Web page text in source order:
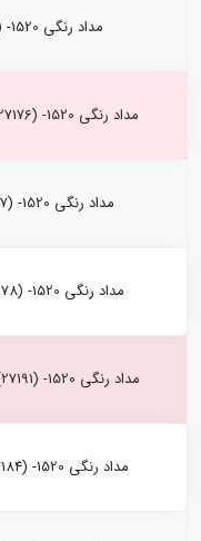
مداد رنگی Ivory (27201) -1520 کرتاکالر
مداد رنگی Turquoise Dark (27176) -1520 کرتاکالر
مداد رنگی Emerald (27177) -1520 کرتاکالر
مداد رنگی Leaf Green (27178) -1520 کرتاکالر
مداد رنگی Olive Green Dark (27191) -1520 کرتاکالر
مداد رنگی Grass Green (27184) -1520 کرتاکالر